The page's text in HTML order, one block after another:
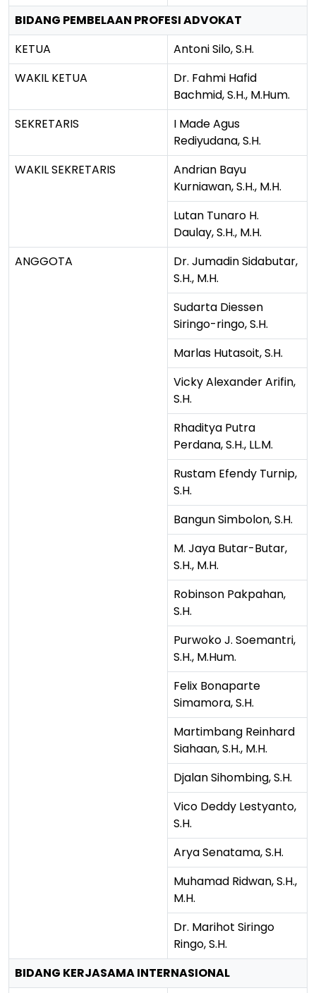
BIDANG PEMBELAAN PROFESI ADVOKAT
KETUA
Antoni Silo, S.H.
WAKIL KETUA
Dr. Fahmi Hafid
Bachmid, S.H., M.Hum.
SEKRETARIS
I Made Agus
Rediyudana, S.H.
WAKIL SEKRETARIS
Andrian Bayu
Kurniawan, S.H., M.H.
Lutan Tunaro H.
Daulay, S.H., M.H.
ANGGOTA
Dr. Jumadin Sidabutar,
S.H., M.H.
Sudarta Diessen
Siringo-ringo, S.H.
Marlas Hutasoit, S.H.
Vicky Alexander Arifin,
S.H.
Rhaditya Putra
Perdana, S.H., LL.M.
Rustam Efendy Turnip,
S.H.
Bangun Simbolon, S.H.
M. Jaya Butar-Butar,
S.H., M.H.
Robinson Pakpahan,
S.H.
Purwoko J. Soemantri,
S.H., M.Hum.
Felix Bonaparte
Simamora, S.H.
Martimbang Reinhard
Siahaan, S.H., M.H.
Djalan Sihombing, S.H.
Vico Deddy Lestyanto,
S.H.
Arya Senatama, S.H.
Muhamad Ridwan, S.H.,
M.H.
Dr. Marihot Siringo
Ringo, S.H.
BIDANG KERJASAMA INTERNASIONAL